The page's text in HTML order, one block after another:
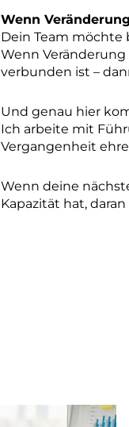
Wenn
Dein Team
Wenn
verbunden ist –
Und genau hier
Ich arbeite mit
Vergangenheit
Wenn deine
Kapazität hat,